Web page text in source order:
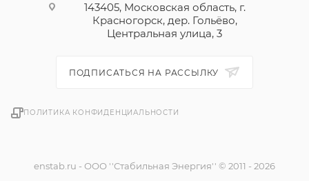
143405, Московская область, г.
Красногорск, дер. Гольёво,
Центральная улица, 3
ПОДПИСАТЬСЯ НА РАССЫЛКУ
ПОЛИТИКА КОНФИДЕНЦИАЛЬНОСТИ
enstab.ru - ООО ''Стабильная Энергия'' © 2011 - 2026